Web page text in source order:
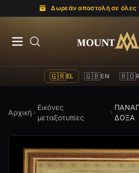
Δωρεάν αποστολή σε όλες
🇬🇷EL 🇬🇧EN 🇷🇴
Αρχική
Εικόνες
μεταξοτυπίες
ΔΟΞΑ